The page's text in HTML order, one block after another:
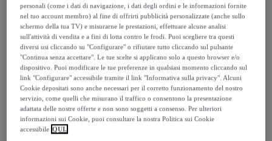
Venduto daDatex-Trade
Consegna
Spedizione gratuita
personali (come i dati di navigazione, i dati degli ordini e le informazioni fornite
nel tuo account membro) al fine di offrirti pubblicità personalizzate (anche sullo
schermo della tua TV) e misurarne le prestazioni, effettuare alcune analisi
sull'attività di vendita e a fini di lotta contro le frodi. Puoi scegliere tra questi
diversi usi cliccando su "Configurare" o rifiutare tutto cliccando sul pulsante
"Continua senza accettare". Le tue scelte si applicano solo a questo browser e/o
dispositivo. Puoi modificare le tue preferenze in qualsiasi momento cliccando sul
link "Configurare" accessibile tramite il link "Informativa sulla privacy". Alcuni
Cookie depositati sono anche necessari per il corretto funzionamento del nostro
servizio, come quelli che misurano il traffico o consentono la presentazione
adattata delle nostre offerte e non sono soggetti a consenso. Per ulteriori
informazioni sui Cookie, puoi consultare la nostra Politica sui Cookie
accessibile QUI.